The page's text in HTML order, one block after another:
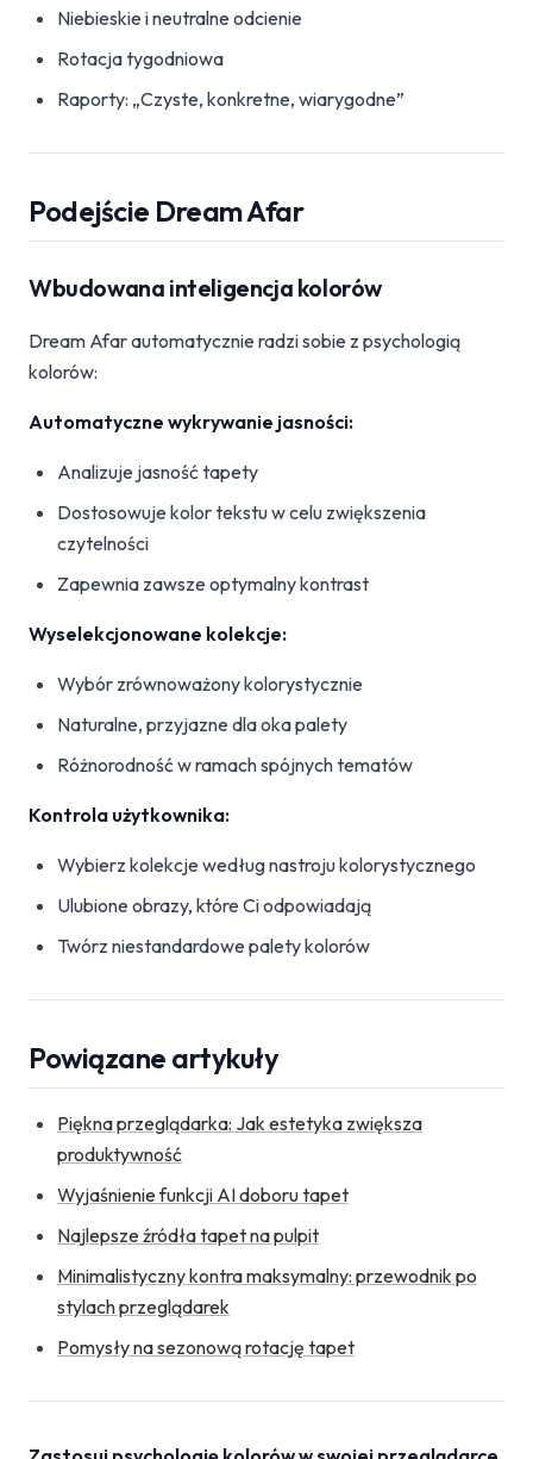
Niebieskie i neutralne odcienie
Rotacja tygodniowa
Raporty: „Czyste, konkretne, wiarygodne”
Podejście Dream Afar
Wbudowana inteligencja kolorów
Dream Afar automatycznie radzi sobie z psychologią
kolorów:
Automatyczne wykrywanie jasności:
Analizuje jasność tapety
Dostosowuje kolor tekstu w celu zwiększenia
czytelności
Zapewnia zawsze optymalny kontrast
Wyselekcjonowane kolekcje:
Wybór zrównoważony kolorystycznie
Naturalne, przyjazne dla oka palety
Różnorodność w ramach spójnych tematów
Kontrola użytkownika:
Wybierz kolekcje według nastroju kolorystycznego
Ulubione obrazy, które Ci odpowiadają
Twórz niestandardowe palety kolorów
Powiązane artykuły
Piękna przeglądarka: Jak estetyka zwiększa
produktywność
Wyjaśnienie funkcji AI doboru tapet
Najlepsze źródła tapet na pulpit
Minimalistyczny kontra maksymalny: przewodnik po
stylach przeglądarek
Pomysły na sezonową rotację tapet